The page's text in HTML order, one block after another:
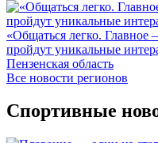
«Общаться легко. Главное
пройдут уникальные
Пензенская область
Все новости регионов
Спортивные